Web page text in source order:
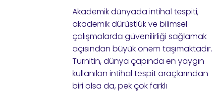
Akademik dünyada intihal tespiti,
akademik dürüstlük ve bilimsel
çalışmalarda güvenilirliği sağlamak
açısından büyük önem taşımaktadır.
Turnitin, dünya çapında en yaygın
kullanılan intihal tespit araçlarından
biri olsa da, pek çok farklı